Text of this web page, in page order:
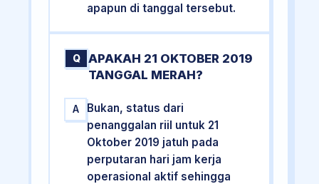
apapun di tanggal tersebut.
Q
APAKAH 21 OKTOBER 2019
TANGGAL MERAH?
A
Bukan, status dari
penanggalan riil untuk 21
Oktober 2019 jatuh pada
perputaran hari jam kerja
operasional aktif sehingga